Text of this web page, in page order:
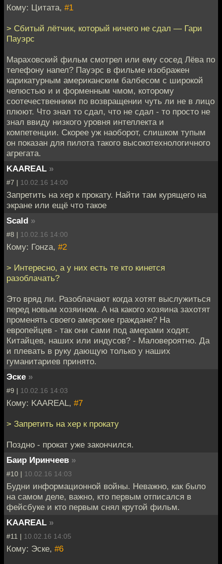
Кому: Цитата, #1
> Сбитый лётчик, который ничего не сдал — Гари
Пауэрс
Мараховский фильм смотрел или ему сосед Лёва по
телефону напел? Пауэрс в фильме изображен
карикатурным американским балбесом с широкой
челюстью и и форменным чмом, которому
соотечественники по возвращении чуть ли не в лицо
плюют. Что знал то сдал, что не сдал - то просто не
знал ввиду низкого уровня интеллекта и
компетенции. Скорее уж наоборот, слишком тупым
он показан для пилота такого высокотехнологичного
агрегата.
KAAREAL »
#7 | 10.02.16 14:00
Запретить на хер к прокату. Найти там курящего на
экране или ещё что такое
Scald »
#8 | 10.02.16 14:00
Кому: Гонzа, #2
> Интересно, а у них есть те кто кинется
разоблачать?
Это вряд ли. Разоблачают когда хотят выслужиться
перед новым хозяином. А на какого хозяина захотят
променять своего амерские граждане? На
европейцев - так они сами под амерами ходят.
Китайцев, наших или индусов? - Маловероятно. Да
и плевать в руку дающую только у наших
гуманитариев принято.
Эске »
#9 | 10.02.16 14:03
Кому: KAAREAL, #7
> Запретить на хер к прокату
Поздно - прокат уже закончился.
Баир Иринчеев »
#10 | 10.02.16 14:03
Будни информационной войны. Неважно, как было
на самом деле, важно, кто первым отписался в
фейсбуке и кто первым снял крутой фильм.
KAAREAL »
#11 | 10.02.16 14:05
Кому: Эске, #6